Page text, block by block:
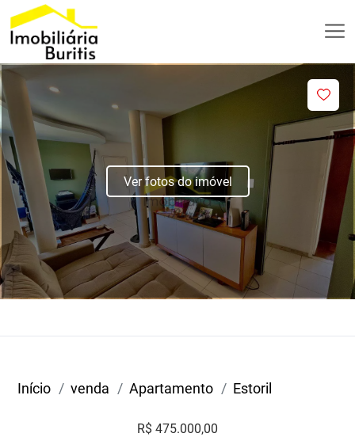
Ver fotos do imóvel
Início venda Apartamento Estoril
R$ 475.000,00